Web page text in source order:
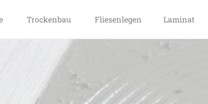
Trockenbau Fliesenlegen Laminat